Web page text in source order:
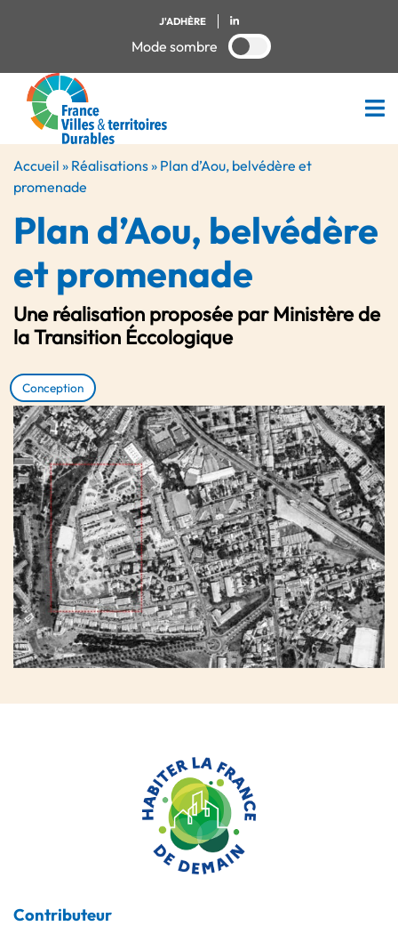
J'ADHÈRE
Mode sombre
Accueil » Réalisations» Plan d’Aou, belvédère et
promenade
Plan d’Aou, belvédère
et promenade
Une réalisation proposée par Ministère de
la Transition Éccologique
Conception
Contributeur